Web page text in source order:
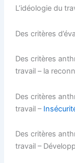
L’idéologie du
Des critères
Des critères
travail – la
Des critères
travail –
Des critères
travail –